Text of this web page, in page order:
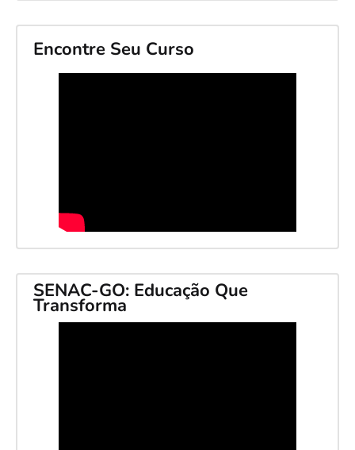
Encontre Seu Curso
SENAC-GO: Educação Que
Transforma